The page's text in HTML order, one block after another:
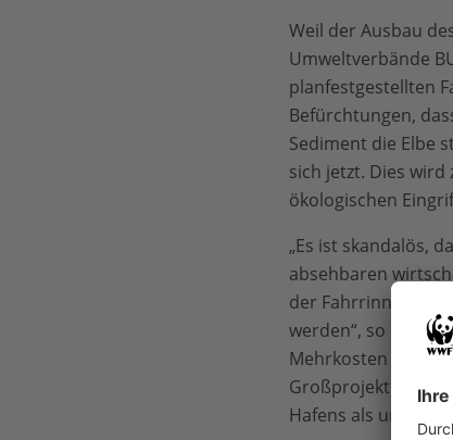
Weil der Ausbau
Umweltverbände
planfestgestellten
Befürchtungen,
Sediment die Elbe
sich jetzt. Dies
ökologischen
„Es ist skandalös,
absehbaren
der Fahrrinne und
werden“, so die
Mehrkosten und
Großprojekt. Die
Hafens als